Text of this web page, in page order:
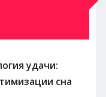
удачи:
сна